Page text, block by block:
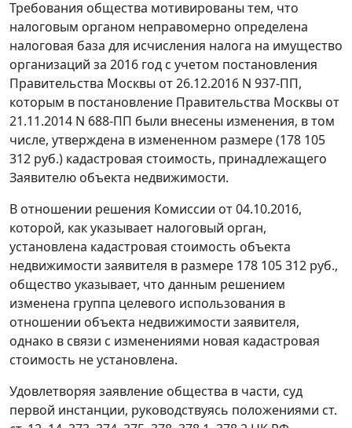
Требования общества мотивированы тем, что
налоговым органом неправомерно определена
налоговая база для исчисления налога на имущество
организаций за 2016 год с учетом постановления
Правительства Москвы от 26.12.2016 N 937-ПП,
которым в постановление Правительства Москвы от
21.11.2014 N 688-ПП были внесены изменения, в том
числе, утверждена в измененном размере (178 105
312 руб.) кадастровая стоимость, принадлежащего
Заявителю объекта недвижимости.
В отношении решения Комиссии от 04.10.2016,
которой, как указывает налоговый орган,
установлена кадастровая стоимость объекта
недвижимости заявителя в размере 178 105 312 руб.,
общество указывает, что данным решением
изменена группа целевого использования в
отношении объекта недвижимости заявителя,
однако в связи с изменениями новая кадастровая
стоимость не установлена.
Удовлетворяя заявление общества в части, суд
первой инстанции, руководствуясь положениями ст.